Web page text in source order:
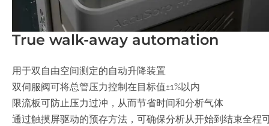
True walk-away automation
用于双自由空间测定的自动升降装置
双伺服阀可将总管压力控制在目标值±1%以内
限流板可防止压力过冲，从而节省时间和分析气体
通过触摸屏驱动的预存方法，可确保分析从开始到结束全程